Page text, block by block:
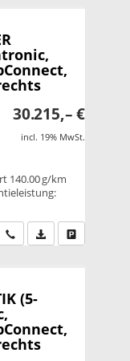
30.215,– €
incl. 19% MwSt.
140.00 g/km
Wir rufen Sie an
PDF-Datei,Drucken,
(5-